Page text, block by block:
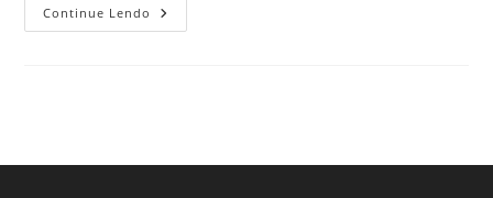
Continue Lendo Parques
Ecológicos